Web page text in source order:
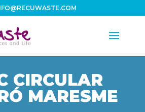
CIRCULAR
MARESME